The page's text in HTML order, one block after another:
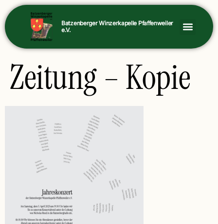
Batzenberger Winzerkapelle Pfaffenweiler
e.V.
Zeitung – Kopie